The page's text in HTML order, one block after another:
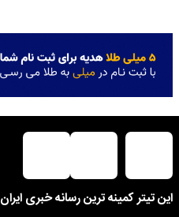
این تیتر کمینه ترین رسانه خبری ایران